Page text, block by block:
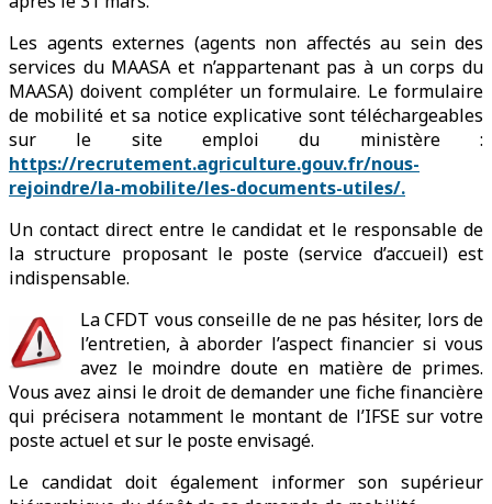
Les agents externes (agents non affectés au sein des
services du MAASA et n’appartenant pas à un corps du
MAASA) doivent compléter un formulaire. Le formulaire
de mobilité et sa notice explicative sont téléchargeables
sur le site emploi du ministère :
https://recrutement.agriculture.gouv.fr/nous-
rejoindre/la-mobilite/les-documents-utiles/.
Un contact direct entre le candidat et le responsable de
la structure proposant le poste (service d’accueil) est
indispensable.
La CFDT vous conseille de ne pas hésiter, lors de
l’entretien, à aborder l’aspect financier si vous
avez le moindre doute en matière de primes.
Vous avez ainsi le droit de demander une fiche financière
qui précisera notamment le montant de l’IFSE sur votre
poste actuel et sur le poste envisagé.
Le candidat doit également informer son supérieur